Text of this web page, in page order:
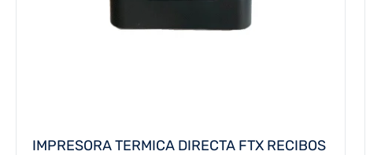
IMPRESORA TERMICA DIRECTA FTX RECIBOS